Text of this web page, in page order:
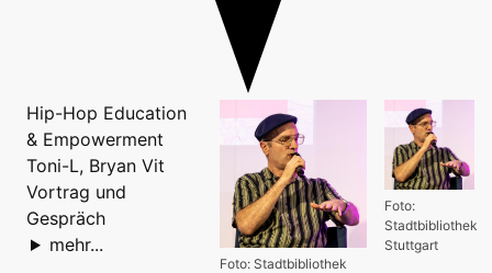
Foto:
Stadtbibliothek
Stuttgart
Foto: Stadtbibliothek
Hip-Hop Education
& Empowerment
Toni-L, Bryan Vit
Vortrag und
Gespräch
mehr...